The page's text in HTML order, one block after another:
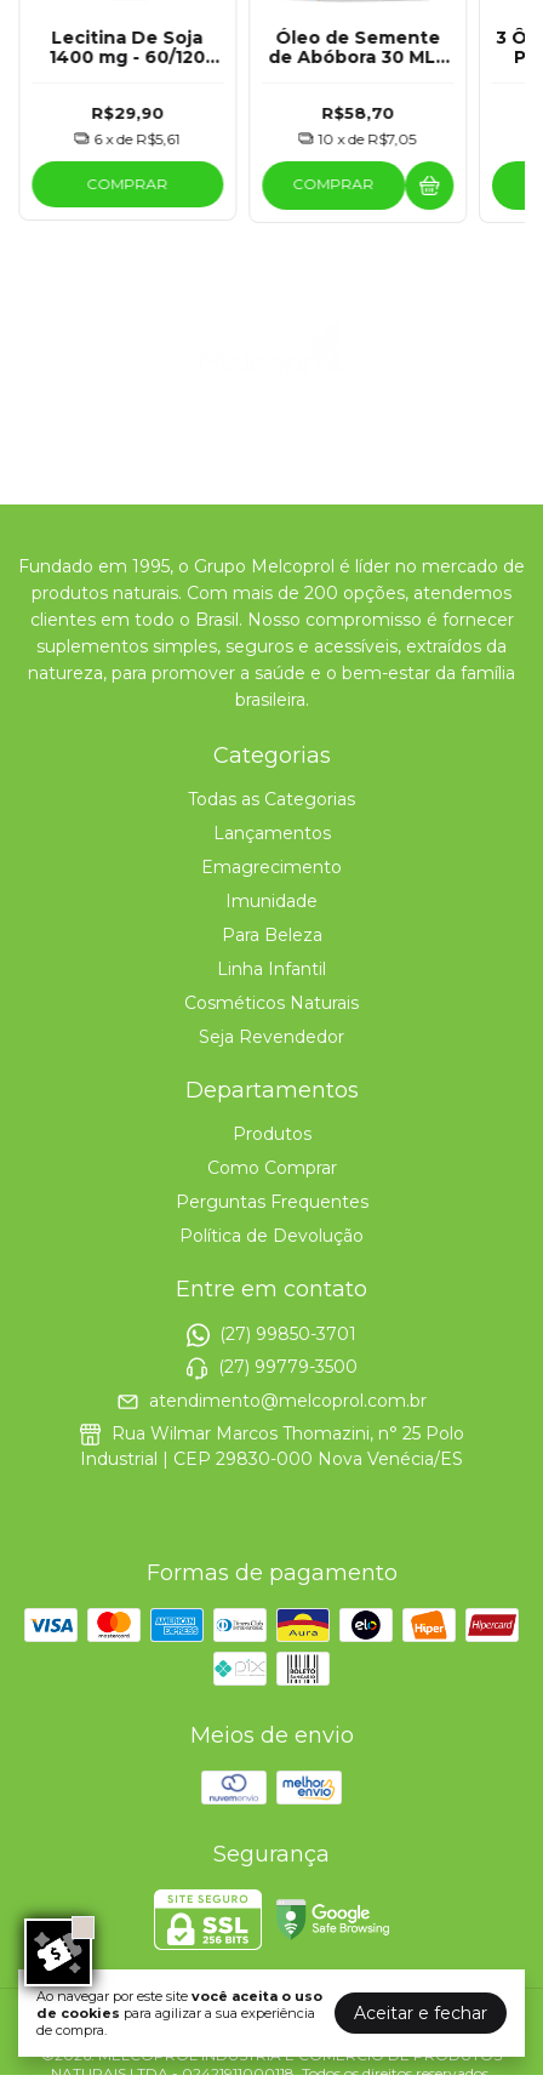
Ao navegar por este site você aceita o uso
de cookies para agilizar a sua experiência
de compra.
Aceitar e fechar
Lecitina De Soja
1400 mg - 60/120
R$29,90
6 x de R$5,61
COMPRAR
Óleo de Semente
de Abóbora 30 ML -
R$58,70
10 x de R$7,05
COMPRAR
3
Fundado em 1995, o Grupo Melcoprol é líder no mercado de
produtos naturais. Com mais de 200 opções, atendemos
clientes em todo o Brasil. Nosso compromisso é fornecer
suplementos simples, seguros e acessíveis, extraídos da
natureza, para promover a saúde e o bem-estar da família
brasileira.
Categorias
Todas as Categorias
Lançamentos
Emagrecimento
Imunidade
Para Beleza
Linha Infantil
Cosméticos Naturais
Seja Revendedor
Departamentos
Produtos
Como Comprar
Perguntas Frequentes
Política de Devolução
Entre em contato
(27) 99850-3701
(27) 99779-3500
atendimento@melcoprol.com.br
Rua Wilmar Marcos Thomazini, n° 25 Polo
Industrial | CEP 29830-000 Nova Venécia/ES
Formas de pagamento
Meios de envio
Segurança
Melcoprol - Qualidade e nutrição
©2026. MELCOPROL INDUSTRIA E COMERCIO DE PRODUTOS
NATURAIS LTDA - 02421911000118. Todos os direitos reservados.